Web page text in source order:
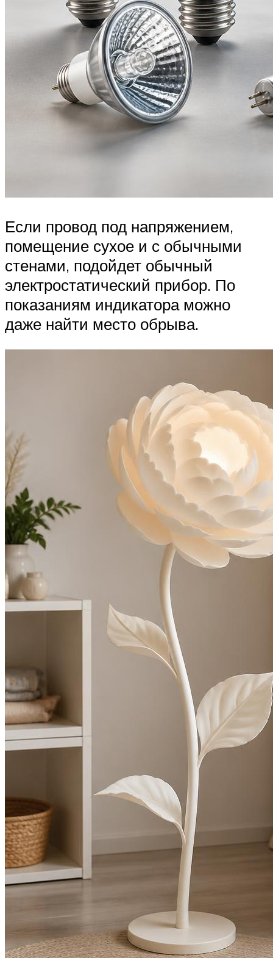
Если провод под напряжением,
помещение сухое и с обычными
стенами, подойдет обычный
электростатический прибор. По
показаниям индикатора можно
даже найти место обрыва.